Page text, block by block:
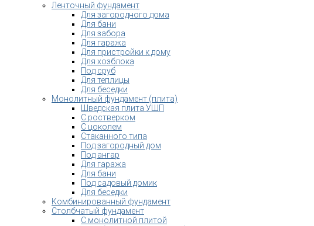
Ленточный фундамент
Для загородного дома
Для бани
Для забора
Для гаража
Для пристройки к дому
Для хозблока
Под сруб
Для теплицы
Для беседки
Монолитный фундамент (плита)
Шведская плита УШП
С ростверком
С цоколем
Стаканного типа
Под загородный дом
Под ангар
Для гаража
Для бани
Под садовый домик
Для беседки
Комбинированный фундамент
Столбчатый фундамент
С монолитной плитой